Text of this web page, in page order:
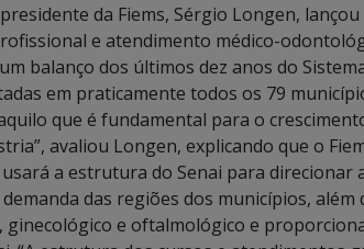
da Fiems, Sérgio Longen,
e atendimento médico-
balanço dos últimos dez anos do
em praticamente todos os 79
que é fundamental para o
avaliou Longen, explicando que o
a estrutura do Senai para direcionar
das regiões dos municípios,
e oftalmológico e